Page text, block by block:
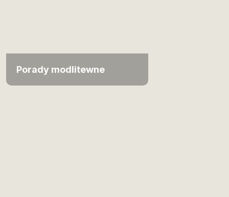
Porady modlitewne